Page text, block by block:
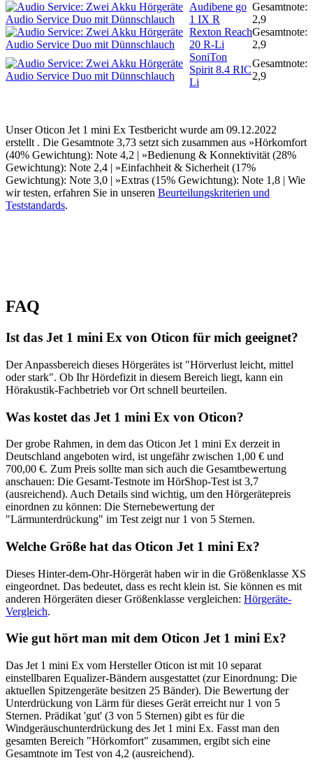
Audibene go
1 IX R
Gesamtnote:
2,9
Rexton Reach
20 R-Li
Gesamtnote:
2,9
SoniTon
Spirit 8.4 RIC
Li
Gesamtnote:
2,9
Unser Oticon Jet 1 mini Ex Testbericht wurde am 09.12.2022
erstellt . Die Gesamtnote 3,73 setzt sich zusammen aus »Hörkomfort
(40% Gewichtung): Note 4,2 | »Bedienung & Konnektivität (28%
Gewichtung): Note 2,4 | »Einfachheit & Sicherheit (17%
Gewichtung): Note 3,0 | »Extras (15% Gewichtung): Note 1,8 | Wie
wir testen, erfahren Sie in unseren Beurteilungskriterien und
Teststandards.
FAQ
Ist das Jet 1 mini Ex von Oticon für mich geeignet?
Der Anpassbereich dieses Hörgerätes ist "Hörverlust leicht, mittel
oder stark". Ob Ihr Hördefizit in diesem Bereich liegt, kann ein
Hörakustik-Fachbetrieb vor Ort schnell beurteilen.
Was kostet das Jet 1 mini Ex von Oticon?
Der grobe Rahmen, in dem das Oticon Jet 1 mini Ex derzeit in
Deutschland angeboten wird, ist ungefähr zwischen 1,00 € und
700,00 €. Zum Preis sollte man sich auch die Gesamtbewertung
anschauen: Die Gesamt-Testnote im HörShop-Test ist 3,7
(ausreichend). Auch Details sind wichtig, um den Hörgerätepreis
einordnen zu können: Die Sternebewertung der
"Lärmunterdrückung" im Test zeigt nur 1 von 5 Sternen.
Welche Größe hat das Oticon Jet 1 mini Ex?
Dieses Hinter-dem-Ohr-Hörgerät haben wir in die Größenklasse XS
eingeordnet. Das bedeutet, dass es recht klein ist. Sie können es mit
anderen Hörgeräten dieser Größenklasse vergleichen: Hörgeräte-
Vergleich.
Wie gut hört man mit dem Oticon Jet 1 mini Ex?
Das Jet 1 mini Ex vom Hersteller Oticon ist mit 10 separat
einstellbaren Equalizer-Bändern ausgestattet (zur Einordnung: Die
aktuellen Spitzengeräte besitzen 25 Bänder). Die Bewertung der
Unterdrückung von Lärm für dieses Gerät erreicht nur 1 von 5
Sternen. Prädikat 'gut' (3 von 5 Sternen) gibt es für die
Windgeräuschunterdrückung des Jet 1 mini Ex. Fasst man den
gesamten Bereich "Hörkomfort" zusammen, ergibt sich eine
Gesamtnote im Test von 4,2 (ausreichend).